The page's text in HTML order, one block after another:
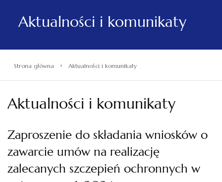
Aktualności i komunikaty
Strona główna › Aktualności i komunikaty
Aktualności i komunikaty
Zaproszenie do składania wniosków o
zawarcie umów na realizację
zalecanych szczepień ochronnych w